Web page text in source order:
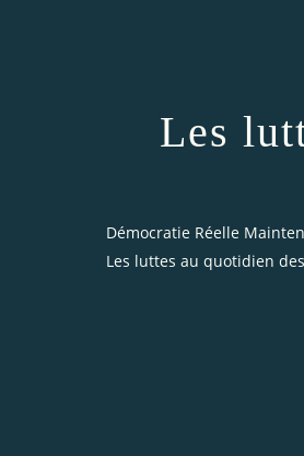
Les
Démocratie Réelle
Les luttes au quotidien